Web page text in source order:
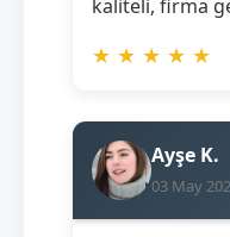
kaliteli, firma
★ ★ ★ ★ ★
Ayşe K.
03 May